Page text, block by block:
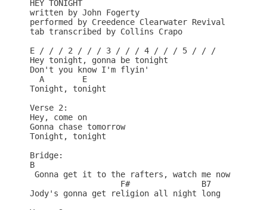
HEY TONIGHT
written by John Fogerty
performed by Creedence Clearwater Revival
tab transcribed by Collins Crapo
E / / / 2 / / / 3 / / / 4 / / / 5 / / /
Hey tonight, gonna be tonight
Don't you know I'm flyin'
  A        E
Tonight, tonight
Verse 2:
Hey, come on
Gonna chase tomorrow
Tonight, tonight
Bridge:
B
Gonna get it to the rafters, watch me now
                   F#               B7
Jody's gonna get religion all night long